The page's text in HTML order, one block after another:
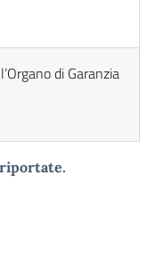
di Garanzia